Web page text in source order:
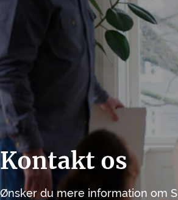
Kontakt os
Ønsker du mere information om